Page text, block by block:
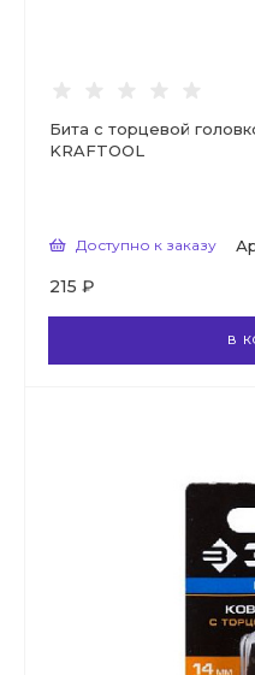
Бита с торцевой
KRAFTOOL
Доступно к заказу
215 ₽
В